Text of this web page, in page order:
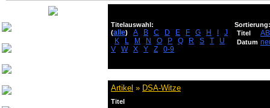
Titelauswahl:
(alle) A B C D E F G H
J
K
L M N O P Q R S T
U
V
W X Y Z 0-9
Sortierung:
Titel
Datum
Artikel » DSA-Witze
Titel